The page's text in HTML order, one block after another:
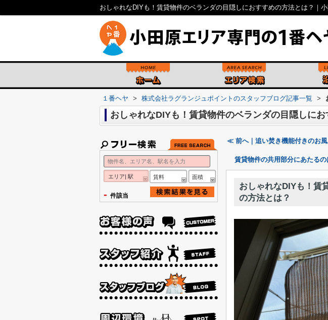
おしゃれなDIYも！賃貸物件のベランダの目隠しにおすすめの方法とは？｜
１番ヘヤ > 株式会社ラグランジュポイントのスタッフブログ記事一覧 >
おしゃれなDIYも！賃貸物件のベランダの目隠しにお
≪ 前へ｜追い焚き機能付きのお
賃貸物件の共用部分にあたる
おしゃれなDIYも！賃
の方法とは？
エリア| 駅 賃料 面積
- 件該当